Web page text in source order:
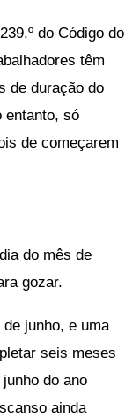
do Código do
têm
de duração do
entanto, só
de começarem
do mês de
gozar.
junho, e uma
seis meses
do ano
ainda